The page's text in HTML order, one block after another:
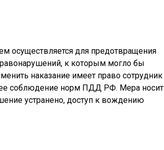
осуществляется для предотвращения
к которым могло бы
наказание имеет право сотрудник
соблюдение норм ПДД РФ. Мера носит
устранено, доступ к вождению